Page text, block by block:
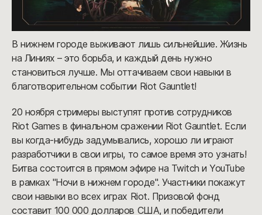
В нижнем городе выживают лишь сильнейшие. Жизнь
на Линиях – это борьба, и каждый день нужно
становиться лучше. Мы оттачиваем свои навыки в
благотворительном событии Riot Gauntlet!
20 ноября стримеры выступят против сотрудников
Riot Games в финальном сражении Riot Gauntlet. Если
вы когда-нибудь задумывались, хорошо ли играют
разработчики в свои игры, то самое время это узнать!
Битва состоится в прямом эфире на Twitch и YouTube
в рамках "Ночи в нижнем городе". Участники покажут
свои навыки во всех играх Riot. Призовой фонд
составит 100 000 долларов США, и победители